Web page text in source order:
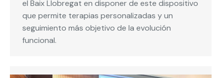
el Baix Llobregat en disponer de este dispositivo
que permite terapias personalizadas y un
seguimiento más objetivo de la evolución
funcional.